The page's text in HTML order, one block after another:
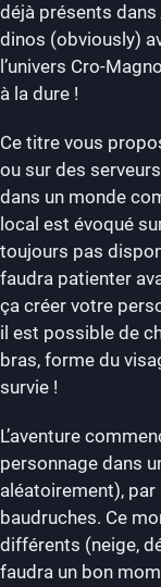
déjà présents dans
dinos (obviously)
l’univers Cro-
à la dure !
Ce titre vous
ou sur des
dans un monde
local est évoqué
toujours pas
faudra patienter
ça créer votre
il est possible de
bras, forme du
survie !
L’aventure
personnage dans
aléatoirement),
baudruches. Ce
différents (neige,
faudra un bon